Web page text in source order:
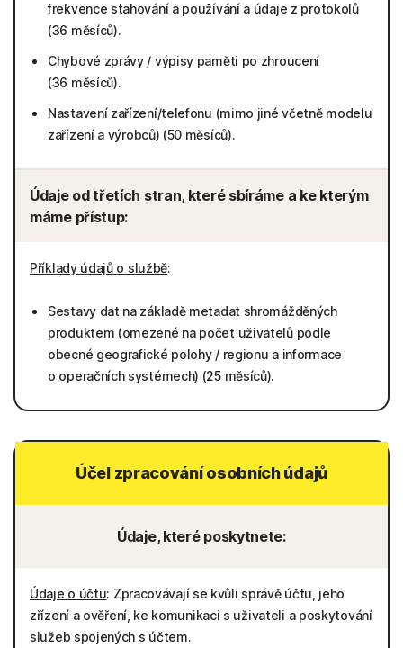
frekvence stahování a používání a údaje z protokolů
(36 měsíců).
Chybové zprávy / výpisy paměti po zhroucení
(36 měsíců).
Nastavení zařízení/telefonu (mimo jiné včetně modelu
zařízení a výrobců) (50 měsíců).
Údaje od třetích stran, které sbíráme a ke kterým
máme přístup:
Příklady údajů o službě:
Sestavy dat na základě metadat shromážděných
produktem (omezené na počet uživatelů podle
obecné geografické polohy / regionu a informace
o operačních systémech) (25 měsíců).
Účel zpracování osobních údajů
Údaje, které poskytnete:
Údaje o účtu: Zpracovávají se kvůli správě účtu, jeho
zřízení a ověření, ke komunikaci s uživateli a poskytování
služeb spojených s účtem.